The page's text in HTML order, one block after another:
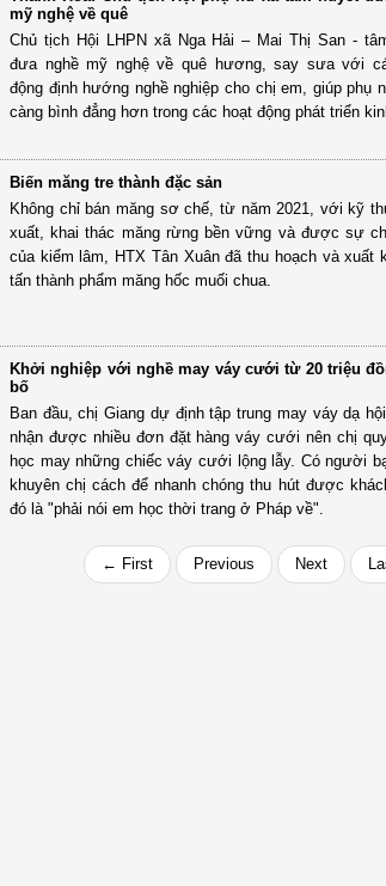
mỹ nghệ về quê
Chủ tịch Hội LHPN xã Nga Hải – Mai Thị San -
đưa nghề mỹ nghệ về quê hương, say sưa với
động định hướng nghề nghiệp cho chị em, giúp phụ
càng bình đẳng hơn trong các hoạt động phát triển
Biến măng tre thành đặc sản
Không chỉ bán măng sơ chế, từ năm 2021, với kỹ
xuất, khai thác măng rừng bền vững và được sự
của kiểm lâm, HTX Tân Xuân đã thu hoạch và xuất
tấn thành phẩm măng hốc muối chua.
Khởi nghiệp với nghề may váy cưới từ 20 triệu
bố
Ban đầu, chị Giang dự định tập trung may váy dạ
nhận được nhiều đơn đặt hàng váy cưới nên chị
học may những chiếc váy cưới lộng lẫy. Có người
khuyên chị cách để nhanh chóng thu hút được
đó là "phải nói em học thời trang ở Pháp về".
← First Previous Next